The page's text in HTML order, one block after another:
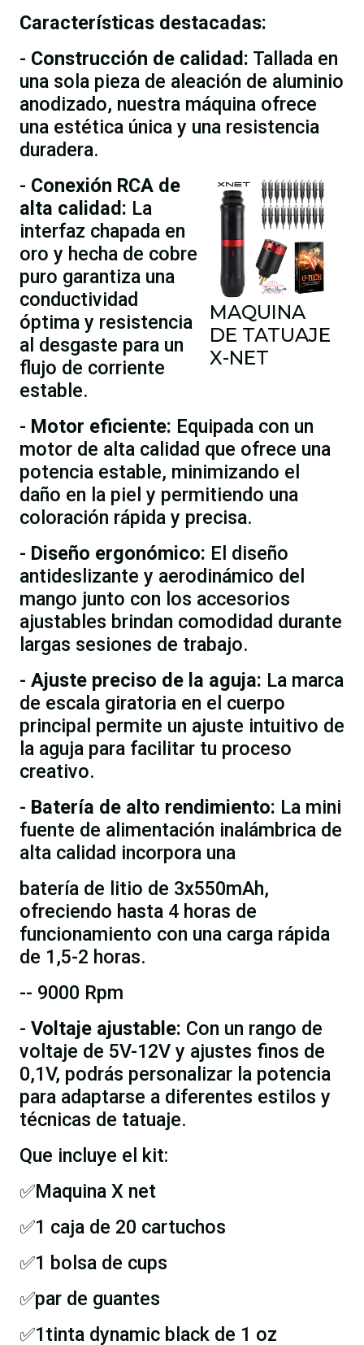
Características destacadas:
- Construcción de calidad: Tallada en
una sola pieza de aleación de aluminio
anodizado, nuestra máquina ofrece
una estética única y una resistencia
duradera.
MAQUINA
DE TATUAJE
X-NET
- Conexión RCA de
alta calidad: La
interfaz chapada en
oro y hecha de cobre
puro garantiza una
conductividad
óptima y resistencia
al desgaste para un
flujo de corriente
estable.
- Motor eficiente: Equipada con un
motor de alta calidad que ofrece una
potencia estable, minimizando el
daño en la piel y permitiendo una
coloración rápida y precisa.
- Diseño ergonómico: El diseño
antideslizante y aerodinámico del
mango junto con los accesorios
ajustables brindan comodidad durante
largas sesiones de trabajo.
- Ajuste preciso de la aguja: La marca
de escala giratoria en el cuerpo
principal permite un ajuste intuitivo de
la aguja para facilitar tu proceso
creativo.
- Batería de alto rendimiento: La mini
fuente de alimentación inalámbrica de
alta calidad incorpora una
batería de litio de 3x550mAh,
ofreciendo hasta 4 horas de
funcionamiento con una carga rápida
de 1,5-2 horas.
-- 9000 Rpm
- Voltaje ajustable: Con un rango de
voltaje de 5V-12V y ajustes finos de
0,1V, podrás personalizar la potencia
para adaptarse a diferentes estilos y
técnicas de tatuaje.
Que incluye el kit:
✅Maquina X net
✅1 caja de 20 cartuchos
✅1 bolsa de cups
✅par de guantes
✅1tinta dynamic black de 1 oz